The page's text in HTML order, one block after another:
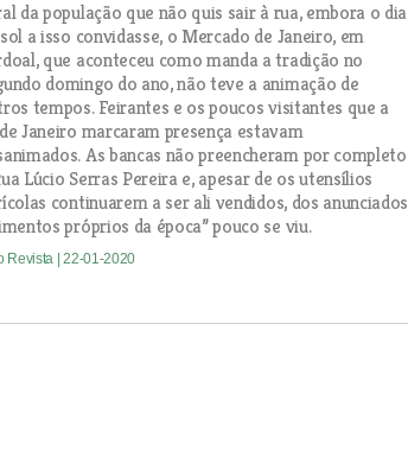
da população que não quis sair à rua, embora o dia
a isso convidasse, o Mercado de Janeiro, em
que aconteceu como manda a tradição no
domingo do ano, não teve a animação de
tempos. Feirantes e os poucos visitantes que a
Janeiro marcaram presença estavam
As bancas não preencheram por completo
Lúcio Serras Pereira e, apesar de os utensílios
continuarem a ser ali vendidos, dos anunciados
próprios da época” pouco se viu.
Revista | 22-01-2020